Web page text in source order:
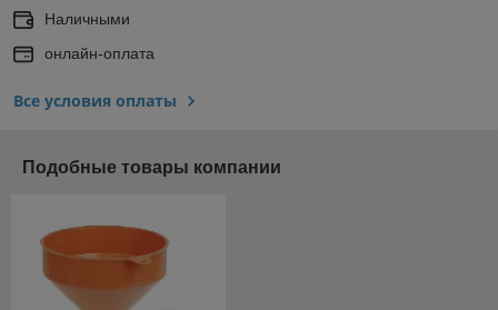
Наличными
онлайн-оплата
Все условия оплаты
Подобные товары компании